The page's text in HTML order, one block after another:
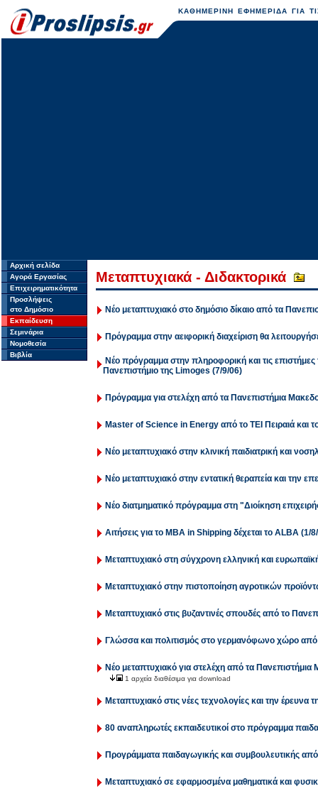
ΚΑΘΗΜΕΡΙΝΗ ΕΦΗΜΕΡΙΔΑ ΓΙΑ
Αρχική σελίδα
Αγορά Εργασίας
Επιχειρηματικότητα
Προσλήψεις
στο Δημόσιο
Εκπαίδευση
Σεμινάρια
Νομοθεσία
Βιβλία
Μεταπτυχιακά - Διδακτορικά
Νέο μεταπτυχιακό στο δημόσιο δίκαιο από τα
Πρόγραμμα στην αειφορική διαχείριση θα
Νέο πρόγραμμα στην πληροφορική και τις
Πανεπιστήμιο της Limoges (7/9/06)
Πρόγραμμα για στελέχη από τα Πανεπιστήμια
Master of Science in Energy από το ΤΕΙ Πειραιά και
Νέο μεταπτυχιακό στην κλινική παιδιατρική και
Nέο μεταπτυχιακό στην εντατική θεραπεία και την
Νέο διατμηματικό πρόγραμμα στη "Διοίκηση
Αιτήσεις για το MBA in Shipping δέχεται το ΑLΒΑ (1/
Μεταπτυχιακό στη σύγχρονη ελληνική και
Μεταπτυχιακό στην πιστοποίηση αγροτικών
Μεταπτυχιακό στις βυζαντινές σπουδές από το
Γλώσσα και πολιτισμός στο γερμανόφωνο χώρο από
Νέο μεταπτυχιακό για στελέχη από τα
1 αρχεία διαθέσιμα για download
Μεταπτυχιακό στις νέες τεχνολογίες και την έρευνα
80 αναπληρωτές εκπαιδευτικοί στο πρόγραμμα
Προγράμματα παιδαγωγικής και συμβουλευτικής
Μεταπτυχιακό σε εφαρμοσμένα μαθηματικά και